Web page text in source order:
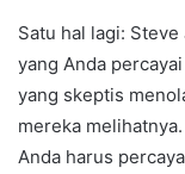
Satu hal lagi:
yang Anda
yang skeptis
mereka
Anda harus